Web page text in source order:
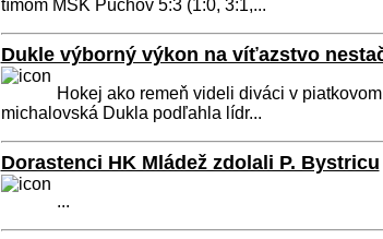
tímom MŠK Púchov 5:3 (1:0, 3:1,...
Dukle výborný výkon na víťazstvo
Hokej ako remeň videli diváci v
michalovská Dukla podľahla lídr...
Dorastenci HK Mládež zdolali P. Bystricu
...